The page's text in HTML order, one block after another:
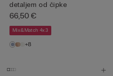
detaljem od čipke
66,50 €
Mix&Match 4x3
+8